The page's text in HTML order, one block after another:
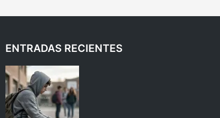
ENTRADAS RECIENTES